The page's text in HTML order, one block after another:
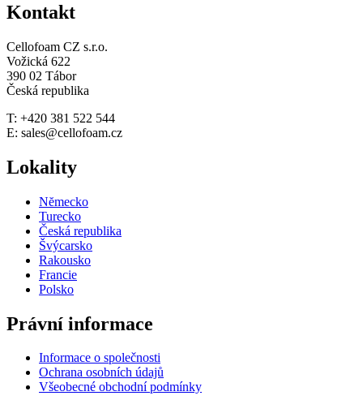
Kontakt
Cellofoam CZ s.r.o.
Vožická 622
390 02 Tábor
Česká republika
T: +420 381 522 544
E: sales@cellofoam.cz
Lokality
Nĕmecko
Turecko
Česká republika
Švýcarsko
Rakousko
Francie
Polsko
Právní informace
Informace o společnosti
Ochrana osobních údajů
Všeobecné obchodní podmínky